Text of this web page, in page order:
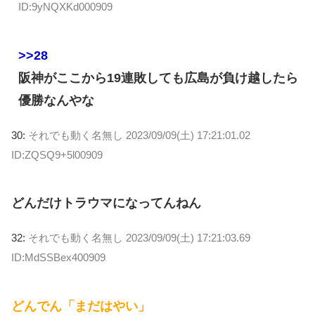
ID:9yNQXKd000909
>>28
阪神がここから19連敗しても広島が負け越したら
優勝なんやな
30: それでも動く名無し 2023/09/09(土) 17:21:01.02
ID:ZQSQ9+5l00909
どんだけトラウマになってんねん
32: それでも動く名無し 2023/09/09(土) 17:21:03.69
ID:MdSSBex400909
どんでん「まだはやい」